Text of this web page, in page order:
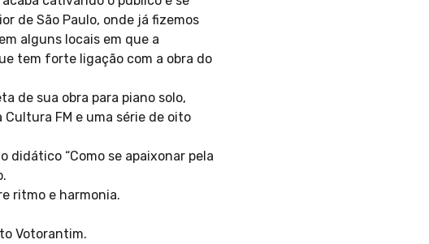
de São Paulo, onde já fizemos
alguns locais em que a
tem forte ligação com a obra do
de sua obra para piano solo,
FM e uma série de oito
“Como se apaixonar pela
ritmo e harmonia.
Votorantim.